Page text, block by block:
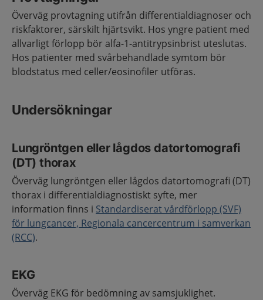
Överväg provtagning utifrån differentialdiagnoser och
riskfaktorer, särskilt hjärtsvikt. Hos yngre patient med
allvarligt förlopp bör alfa-1-antitrypsinbrist uteslutas.
Hos patienter med svårbehandlade symtom bör
blodstatus med celler/eosinofiler utföras.
Undersökningar
Lungröntgen eller lågdos datortomografi
(DT) thorax
Överväg lungröntgen eller lågdos datortomografi (DT)
thorax i differentialdiagnostiskt syfte, mer
information finns i Standardiserat vårdförlopp (SVF)
för lungcancer, Regionala cancercentrum i samverkan
(RCC).
EKG
Överväg EKG för bedömning av samsjuklighet.